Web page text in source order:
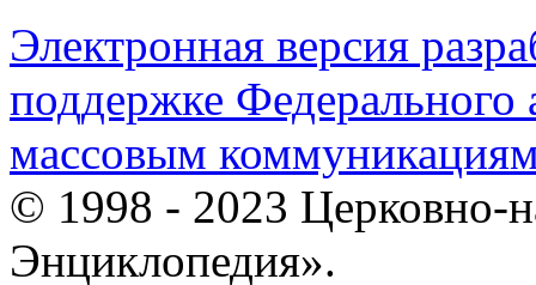
Электронная версия
поддержке Федерального
массовым
© 1998 - 2023 Церковно-
Энциклопедия».